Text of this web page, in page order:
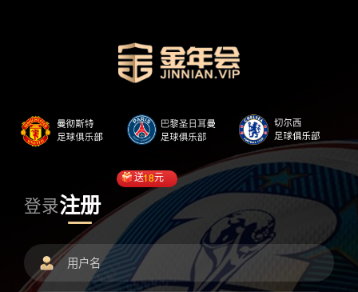
登录注册
送18元